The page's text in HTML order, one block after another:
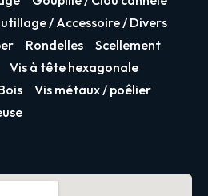
/ Accessoire / Divers
Rondelles
Scellement
Vis à tête hexagonale
Vis métaux / poêlier